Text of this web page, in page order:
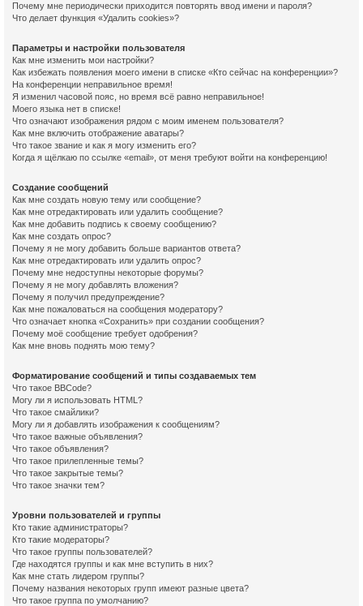
Почему мне периодически приходится повторять ввод имени и пароля?
Что делает функция «Удалить cookies»?
Параметры и настройки пользователя
Как мне изменить мои настройки?
Как избежать появления моего имени в списке «Кто сейчас на конференции»?
На конференции неправильное время!
Я изменил часовой пояс, но время всё равно неправильное!
Моего языка нет в списке!
Что означают изображения рядом с моим именем пользователя?
Как мне включить отображение аватары?
Что такое звание и как я могу изменить его?
Когда я щёлкаю по ссылке «email», от меня требуют войти на конференцию!
Создание сообщений
Как мне создать новую тему или сообщение?
Как мне отредактировать или удалить сообщение?
Как мне добавить подпись к своему сообщению?
Как мне создать опрос?
Почему я не могу добавить больше вариантов ответа?
Как мне отредактировать или удалить опрос?
Почему мне недоступны некоторые форумы?
Почему я не могу добавлять вложения?
Почему я получил предупреждение?
Как мне пожаловаться на сообщения модератору?
Что означает кнопка «Сохранить» при создании сообщения?
Почему моё сообщение требует одобрения?
Как мне вновь поднять мою тему?
Форматирование сообщений и типы создаваемых тем
Что такое BBCode?
Могу ли я использовать HTML?
Что такое смайлики?
Могу ли я добавлять изображения к сообщениям?
Что такое важные объявления?
Что такое объявления?
Что такое прилепленные темы?
Что такое закрытые темы?
Что такое значки тем?
Уровни пользователей и группы
Кто такие администраторы?
Кто такие модераторы?
Что такое группы пользователей?
Где находятся группы и как мне вступить в них?
Как мне стать лидером группы?
Почему названия некоторых групп имеют разные цвета?
Что такое группа по умолчанию?